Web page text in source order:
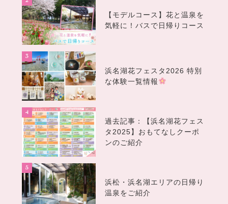
【モデルコース】花と温泉を
気軽に！バスで日帰りコース
浜名湖花フェスタ2026 特別
な体験一覧情報
過去記事：【浜名湖花フェス
タ2025】おもてなしクーポ
ンのご紹介
浜松・浜名湖エリアの日帰り
温泉をご紹介